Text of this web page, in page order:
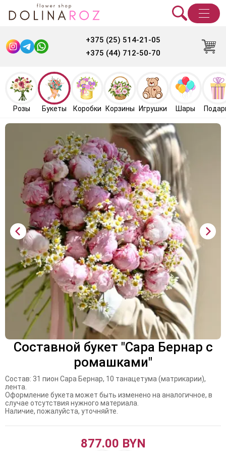
+375 (25) 514-21-05
+375 (44) 712-50-70
Розы Букеты Коробки Корзины Игрушки Шары
Составной букет "Сара Бернар с
ромашками"
Состав: 31 пион Сара Бернар, 10 танацетума (матрикарии),
лента.
Оформление букета может быть изменено на аналогичное, в
случае отсутствия нужного материала.
Наличие, пожалуйста, уточняйте.
877.00 BYN